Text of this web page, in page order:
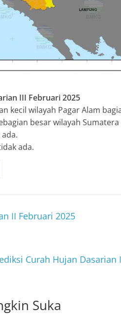
III Februari 2025
kecil wilayah Pagar Alam
besar wilayah Sumatera
ada.
l II Februari 2025
Curah Hujan Dasarian
Suka